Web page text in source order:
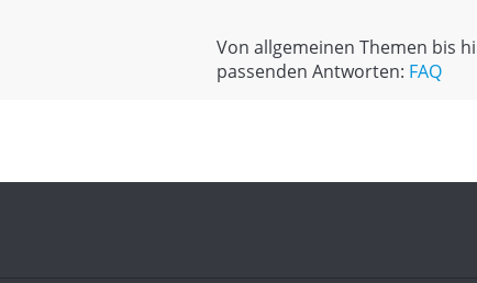
Von allgemeinen Themen bis
passenden Antworten: FAQ